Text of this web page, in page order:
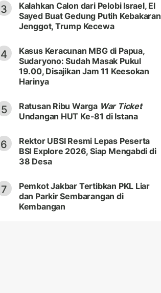
3
Kalahkan Calon dari Pelobi Israel, El
Sayed Buat Gedung Putih Kebakaran
Jenggot, Trump Kecewa
4
Kasus Keracunan MBG di Papua,
Sudaryono: Sudah Masak Pukul
19.00, Disajikan Jam 11 Keesokan
Harinya
5 Ratusan Ribu Warga War Ticket
Undangan HUT Ke-81 di Istana
6
Rektor UBSI Resmi Lepas Peserta
BSI Explore 2026, Siap Mengabdi di
38 Desa
7
Pemkot Jakbar Tertibkan PKL Liar
dan Parkir Sembarangan di
Kembangan